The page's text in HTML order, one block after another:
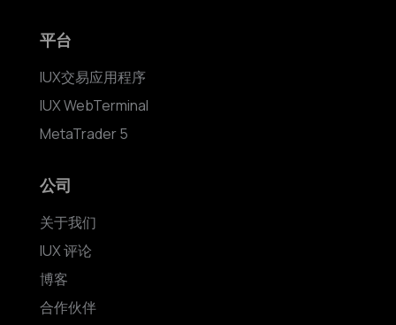
平台
IUX交易应用程序
IUX WebTerminal
MetaTrader 5
公司
关于我们
IUX 评论
博客
合作伙伴